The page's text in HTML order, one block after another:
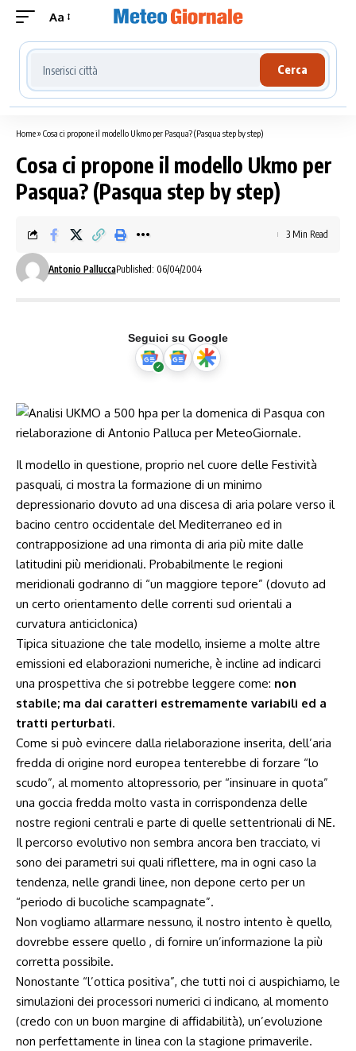
Aa
Cerca località meteo
Cerca
Home» Cosa ci propone il modello Ukmo per Pasqua? (Pasqua step by step)
Cosa ci propone il modello Ukmo per
Pasqua? (Pasqua step by step)
Antonio PalluccaPublished: 06/04/2004
3 Min Read
Seguici su Google
Il modello in questione, proprio nel cuore delle Festività
pasquali, ci mostra la formazione di un minimo
depressionario dovuto ad una discesa di aria polare verso il
bacino centro occidentale del Mediterraneo ed in
contrapposizione ad una rimonta di aria più mite dalle
latitudini più meridionali. Probabilmente le regioni
meridionali godranno di “un maggiore tepore” (dovuto ad
un certo orientamento delle correnti sud orientali a
curvatura anticiclonica)
Tipica situazione che tale modello, insieme a molte altre
emissioni ed elaborazioni numeriche, è incline ad indicarci
una prospettiva che si potrebbe leggere come: non
stabile; ma dai caratteri estremamente variabili ed a
tratti perturbati.
Come si può evincere dalla rielaborazione inserita, dell’aria
fredda di origine nord europea tenterebbe di forzare “lo
scudo”, al momento altopressorio, per “insinuare in quota”
una goccia fredda molto vasta in corrispondenza delle
nostre regioni centrali e parte di quelle settentrionali di NE.
Il percorso evolutivo non sembra ancora ben tracciato, vi
sono dei parametri sui quali riflettere, ma in ogni caso la
tendenza, nelle grandi linee, non depone certo per un
“periodo di bucoliche scampagnate”.
Non vogliamo allarmare nessuno, il nostro intento è quello,
dovrebbe essere quello , di fornire un’informazione la più
corretta possibile.
Nonostante “l’ottica positiva”, che tutti noi ci auspichiamo, le
simulazioni dei processori numerici ci indicano, al momento
(credo con un buon margine di affidabilità), un’evoluzione
non perfettamente in linea con la stagione primaverile.